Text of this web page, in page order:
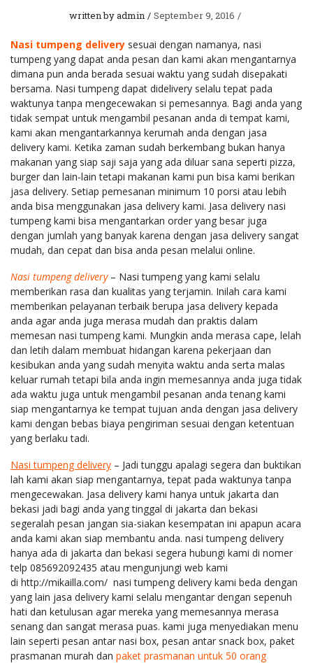
written byadmin September 9, 2016
Nasi tumpeng delivery sesuai dengan namanya, nasi
tumpeng yang dapat anda pesan dan kami akan mengantarnya
dimana pun anda berada sesuai waktu yang sudah disepakati
bersama. Nasi tumpeng dapat didelivery selalu tepat pada
waktunya tanpa mengecewakan si pemesannya. Bagi anda yang
tidak sempat untuk mengambil pesanan anda di tempat kami,
kami akan mengantarkannya kerumah anda dengan jasa
delivery kami. Ketika zaman sudah berkembang bukan hanya
makanan yang siap saji saja yang ada diluar sana seperti pizza,
burger dan lain-lain tetapi makanan kami pun bisa kami berikan
jasa delivery. Setiap pemesanan minimum 10 porsi atau lebih
anda bisa menggunakan jasa delivery kami. Jasa delivery nasi
tumpeng kami bisa mengantarkan order yang besar juga
dengan jumlah yang banyak karena dengan jasa delivery sangat
mudah, dan cepat dan bisa anda pesan melalui online.
Nasi tumpeng delivery– Nasi tumpeng yang kami selalu
memberikan rasa dan kualitas yang terjamin. Inilah cara kami
memberikan pelayanan terbaik berupa jasa delivery kepada
anda agar anda juga merasa mudah dan praktis dalam
memesan nasi tumpeng kami. Mungkin anda merasa cape, lelah
dan letih dalam membuat hidangan karena pekerjaan dan
kesibukan anda yang sudah menyita waktu anda serta malas
keluar rumah tetapi bila anda ingin memesannya anda juga tidak
ada waktu juga untuk mengambil pesanan anda tenang kami
siap mengantarnya ke tempat tujuan anda dengan jasa delivery
kami dengan bebas biaya pengiriman sesuai dengan ketentuan
yang berlaku tadi.
Nasi tumpeng delivery – Jadi tunggu apalagi segera dan buktikan
lah kami akan siap mengantarnya, tepat pada waktunya tanpa
mengecewakan. Jasa delivery kami hanya untuk jakarta dan
bekasi jadi bagi anda yang tinggal di jakarta dan bekasi
segeralah pesan jangan sia-siakan kesempatan ini apapun acara
anda kami akan siap membantu anda. nasi tumpeng delivery
hanya ada di jakarta dan bekasi segera hubungi kami di nomer
telp 085692092435 atau mengunjungi web kami
di http://mikailla.com/ nasi tumpeng delivery kami beda dengan
yang lain jasa delivery kami selalu mengantar dengan sepenuh
hati dan ketulusan agar mereka yang memesannya merasa
senang dan sangat merasa puas. kami juga menyediakan menu
lain seperti pesan antar nasi box, pesan antar snack box, paket
prasmanan murah dan paket prasmanan untuk 50 orang